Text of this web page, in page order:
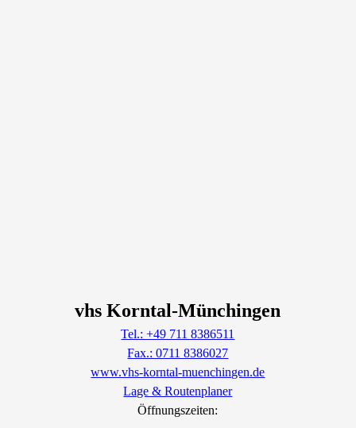
vhs Korntal-Münchingen
Tel.: +49 711 8386511
Fax.: 0711 8386027
www.vhs-korntal-muenchingen.de
Lage & Routenplaner
Öffnungszeiten: